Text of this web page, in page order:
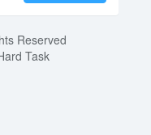
Reserved.
Hard Task